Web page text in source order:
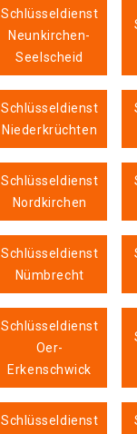
Schlüsseldienst
Neunkirchen-
Seelscheid
Schlüsseldienst
Niederkrüchten
Schlüsseldienst
Nordkirchen
Schlüsseldienst
Nümbrecht
Schlüsseldienst
Oer-
Erkenschwick
Schlüsseldienst